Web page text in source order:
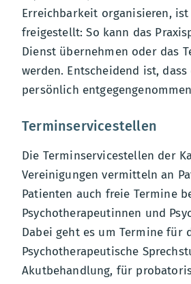
Erreichbarkeit organisieren,
freigestellt: So kann das
Dienst übernehmen oder das
werden. Entscheidend ist,
persönlich
Terminservicestellen
Die Terminservicestellen der
Vereinigungen vermitteln an
Patienten auch freie Termine
Psychotherapeutinnen und
Dabei geht es um Termine für
Psychotherapeutische
Akutbehandlung, für